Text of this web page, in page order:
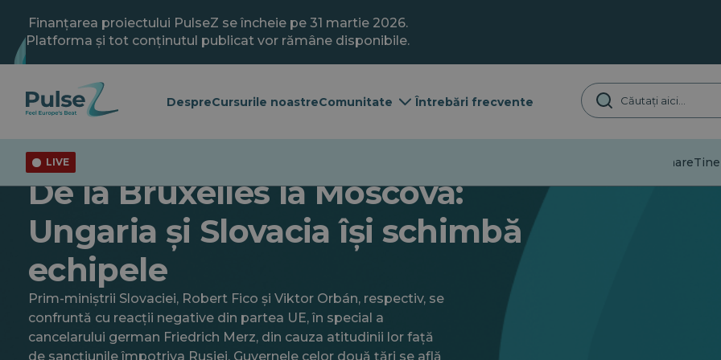
conținutul
principal
Finanțarea proiectului PulseZ se încheie pe 31 martie 2026.
Platforma și tot conținutul publicat vor rămâne disponibile.
DespreCursurile noastreComunitate Întrebări frecvente
LIVE Dezinformare
Actualitate
De la Bruxelles la Moscova:
Ungaria și Slovacia își schimbă
echipele
Prim-miniștrii Slovaciei, Robert Fico și Viktor Orbán, respectiv, se
confruntă cu reacții negative din partea UE, în special a
cancelarului german Friedrich Merz, din cauza atitudinii lor față
de sancțiunile împotriva Rusiei. Guvernele celor două țări se află